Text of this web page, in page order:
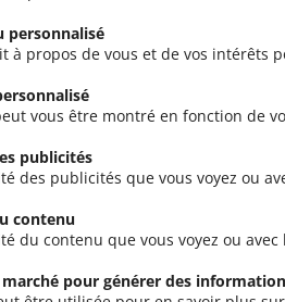
personnalisé
à propos de vous et de vos intérêts
vous être montré en fonction de
publicités
des publicités que vous voyez ou
contenu
du contenu que vous voyez ou
pour générer des